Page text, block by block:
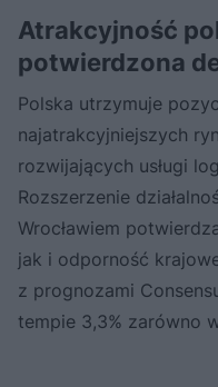
Atrakcyjność
potwierdzona
Polska utrzymuje
najatrakcyjniejszych
rozwijających usługi
Rozszerzenie
Wrocławiem
jak i odporność
z prognozami
tempie 3,3% zarówno